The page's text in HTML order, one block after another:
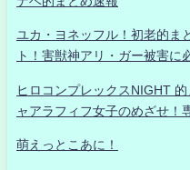
ユカ・ヨネッフル！初老的ま
ト！害獣神アリ・ガー被害に
ヒロコンプレックスNIGHT
ャアラフィフ女子のめざせ！
萌えっとこあに！